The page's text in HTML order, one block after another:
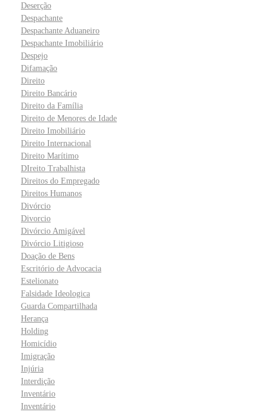
Deserção
Despachante
Despachante Aduaneiro
Despachante Imobiliário
Despejo
Difamação
Direito
Direito Bancário
Direito da Família
Direito de Menores de Idade
Direito Imobiliário
Direito Internacional
Direito Marítimo
DIreito Trabalhista
Direitos do Empregado
Direitos Humanos
Divórcio
Divorcio
Divórcio Amigável
Divórcio Litigioso
Doação de Bens
Escritório de Advocacia
Estelionato
Falsidade Ideologica
Guarda Compartilhada
Herança
Holding
Homicídio
Imigração
Injúria
Interdição
Inventário
Inventário